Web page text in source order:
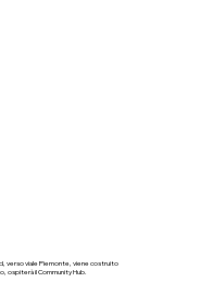
verso viale Piemonte, viene costruito
ospiterà il Community Hub.